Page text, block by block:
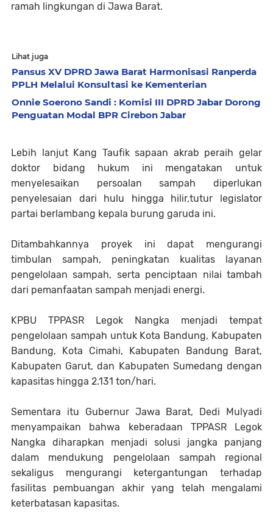
ramah lingkungan di Jawa Barat.
Lihat juga
Pansus XV DPRD Jawa Barat Harmonisasi Ranperda
PPLH Melalui Konsultasi ke Kementerian
Onnie Soerono Sandi : Komisi III DPRD Jabar Dorong
Penguatan Modal BPR Cirebon Jabar
Lebih lanjut Kang Taufik sapaan akrab peraih gelar
doktor bidang hukum ini mengatakan untuk
menyelesaikan persoalan sampah diperlukan
penyelesaian dari hulu hingga hilir,tutur legislator
partai berlambang kepala burung garuda ini.
Ditambahkannya proyek ini dapat mengurangi
timbulan sampah, peningkatan kualitas layanan
pengelolaan sampah, serta penciptaan nilai tambah
dari pemanfaatan sampah menjadi energi.
KPBU TPPASR Legok Nangka menjadi tempat
pengelolaan sampah untuk Kota Bandung, Kabupaten
Bandung, Kota Cimahi, Kabupaten Bandung Barat,
Kabupaten Garut, dan Kabupaten Sumedang dengan
kapasitas hingga 2.131 ton/hari.
Sementara itu Gubernur Jawa Barat, Dedi Mulyadi
menyampaikan bahwa keberadaan TPPASR Legok
Nangka diharapkan menjadi solusi jangka panjang
dalam mendukung pengelolaan sampah regional
sekaligus mengurangi ketergantungan terhadap
fasilitas pembuangan akhir yang telah mengalami
keterbatasan kapasitas.